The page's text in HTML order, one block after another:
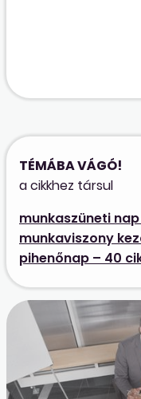
TÉMÁBA VÁGÓ!
a cikkhez társul
munkaszüneti nap
munkaviszony
pihenőnap – 40